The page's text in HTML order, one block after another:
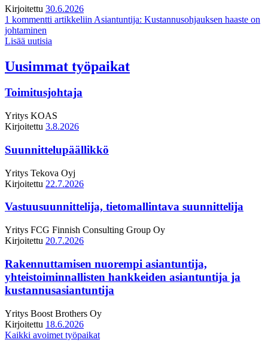
Kirjoitettu 30.6.2026
1 kommentti artikkeliin Asiantuntija: Kustannusohjauksen haaste on
johtaminen
Lisää uutisia
Uusimmat työpaikat
Toimitusjohtaja
Yritys KOAS
Kirjoitettu 3.8.2026
Suunnittelupäällikkö
Yritys Tekova Oyj
Kirjoitettu 22.7.2026
Vastuusuunnittelija, tietomallintava suunnittelija
Yritys FCG Finnish Consulting Group Oy
Kirjoitettu 20.7.2026
Rakennuttamisen nuorempi asiantuntija,
yhteistoiminnallisten hankkeiden asiantuntija ja
kustannusasiantuntija
Yritys Boost Brothers Oy
Kirjoitettu 18.6.2026
Kaikki avoimet työpaikat